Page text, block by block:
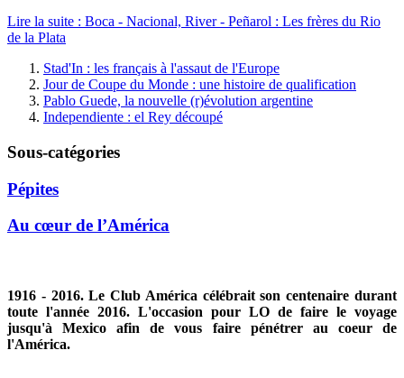
Lire la suite : Boca - Nacional, River - Peñarol : Les frères du Rio
de la Plata
Stad'In : les français à l'assaut de l'Europe
Jour de Coupe du Monde : une histoire de qualification
Pablo Guede, la nouvelle (r)évolution argentine
Independiente : el Rey découpé
Sous-catégories
Pépites
Au cœur de l’América
1916 - 2016. Le Club América célébrait son centenaire durant
toute l'année 2016. L'occasion pour LO de faire le voyage
jusqu'à Mexico afin de vous faire pénétrer au coeur de
l'América.